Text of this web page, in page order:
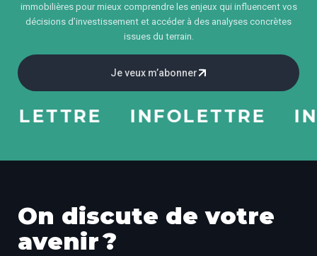
immobilières pour mieux comprendre les enjeux qui influencent vos
décisions d’investissement et accéder à des analyses concrètes
issues du terrain.
Je veux m’abonner
INFOLETTRE
On discute de votre
avenir ?